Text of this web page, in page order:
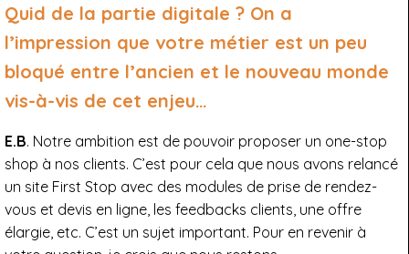
Quid de la partie digitale ? On a
l’impression que votre métier est un peu
bloqué entre l’ancien et le nouveau monde
vis-à-vis de cet enjeu…
E.B. Notre ambition est de pouvoir proposer un one-stop
shop à nos clients. C’est pour cela que nous avons relancé
un site First Stop avec des modules de prise de rendez-
vous et devis en ligne, les feedbacks clients, une offre
élargie, etc. C’est un sujet important. Pour en revenir à